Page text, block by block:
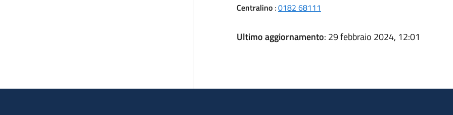
Centralino:0182 68111
Ultimo aggiornamento: 29 febbraio 2024, 12:01